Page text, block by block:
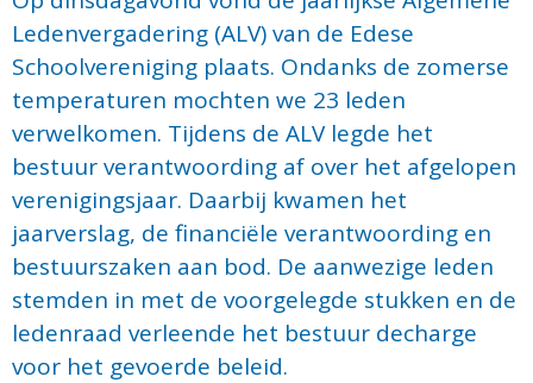
Ledenvergadering (ALV) van de Edese
Schoolvereniging plaats. Ondanks de zomerse
temperaturen mochten we 23 leden
verwelkomen. Tijdens de ALV legde het
bestuur verantwoording af over het afgelopen
verenigingsjaar. Daarbij kwamen het
jaarverslag, de financiële verantwoording en
bestuurszaken aan bod. De aanwezige leden
stemden in met de voorgelegde stukken en de
ledenraad verleende het bestuur decharge
voor het gevoerde beleid.